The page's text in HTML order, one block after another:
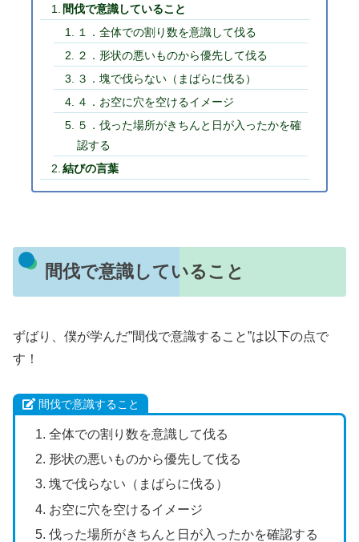
間伐で意識していること
１．全体での割り数を意識して伐る
２．形状の悪いものから優先して伐る
３．塊で伐らない（まばらに伐る）
４．お空に穴を空けるイメージ
５．伐った場所がきちんと日が入ったかを確
認する
結びの言葉
間伐で意識していること
ずばり、僕が学んだ”間伐で意識すること”は以下の点で
す！
間伐で意識すること
全体での割り数を意識して伐る
形状の悪いものから優先して伐る
塊で伐らない（まばらに伐る）
お空に穴を空けるイメージ
伐った場所がきちんと日が入ったかを確認する